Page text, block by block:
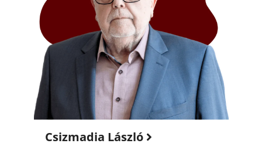
Csizmadia László